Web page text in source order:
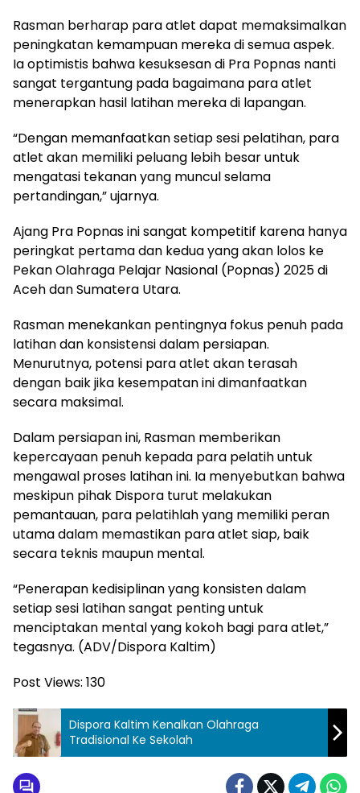
Rasman berharap para atlet dapat memaksimalkan
peningkatan kemampuan mereka di semua aspek.
Ia optimistis bahwa kesuksesan di Pra Popnas nanti
sangat tergantung pada bagaimana para atlet
menerapkan hasil latihan mereka di lapangan.
“Dengan memanfaatkan setiap sesi pelatihan, para
atlet akan memiliki peluang lebih besar untuk
mengatasi tekanan yang muncul selama
pertandingan,” ujarnya.
Ajang Pra Popnas ini sangat kompetitif karena hanya
peringkat pertama dan kedua yang akan lolos ke
Pekan Olahraga Pelajar Nasional (Popnas) 2025 di
Aceh dan Sumatera Utara.
Rasman menekankan pentingnya fokus penuh pada
latihan dan konsistensi dalam persiapan.
Menurutnya, potensi para atlet akan terasah
dengan baik jika kesempatan ini dimanfaatkan
secara maksimal.
Dalam persiapan ini, Rasman memberikan
kepercayaan penuh kepada para pelatih untuk
mengawal proses latihan ini. Ia menyebutkan bahwa
meskipun pihak Dispora turut melakukan
pemantauan, para pelatihlah yang memiliki peran
utama dalam memastikan para atlet siap, baik
secara teknis maupun mental.
“Penerapan kedisiplinan yang konsisten dalam
setiap sesi latihan sangat penting untuk
menciptakan mental yang kokoh bagi para atlet,”
tegasnya. (ADV/Dispora Kaltim)
Post Views: 130
Dispora Kaltim Kenalkan Olahraga
Tradisional Ke Sekolah